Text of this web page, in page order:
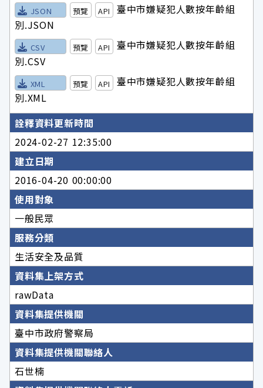
JSON 預覽 API
臺中市嫌疑犯人數按年齡組
別.JSON
CSV 預覽 API
臺中市嫌疑犯人數按年齡組
別.CSV
XML 預覽 API
臺中市嫌疑犯人數按年齡組
別.XML
詮釋資料更新時間
2024-02-27 12:35:00
建立日期
2016-04-20 00:00:00
使用對象
一般民眾
服務分類
生活安全及品質
資料集上架方式
rawData
資料集提供機關
臺中市政府警察局
資料集提供機關聯絡人
石世楠